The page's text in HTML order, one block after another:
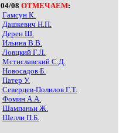
04/08 ОТМЕЧАЕМ:
Гамсун К.
Дашкевич Н.П.
Дерен Ш.
Ильина В.В.
Ловцкий Г.Л.
Мстиславский С.Д.
Новосадов Б.
Патер У.
Северцев-Полилов Г.Т.
Фомин А.А.
Шампаньи Ж.
Шелли П.Б.